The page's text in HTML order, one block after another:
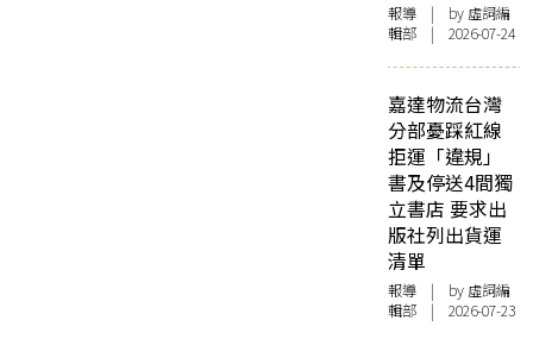
報導 | by 虛詞編
輯部 | 2026-07-24
嘉達物流台灣
分部憂踩紅線
拒運「違規」
書及停送4間獨
立書店 要求出
版社列出貨運
清單
報導 | by 虛詞編
輯部 | 2026-07-23